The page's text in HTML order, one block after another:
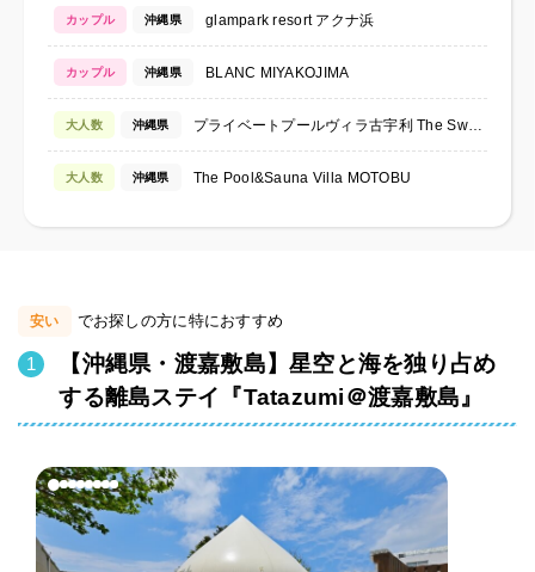
カップル 沖縄県 glampark resort アクナ浜
カップル 沖縄県 BLANC MIYAKOJIMA
大人数 沖縄県 プライベートプールヴィラ古宇利 The Sweet
大人数 沖縄県 The Pool&Sauna Villa MOTOBU
安い でお探しの方に特におすすめ
【沖縄県・渡嘉敷島】星空と海を独り占め
する離島ステイ『Tatazumi＠渡嘉敷島』